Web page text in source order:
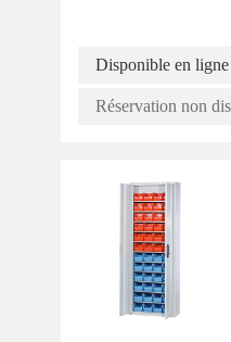
Disponible en ligne
Réservation non